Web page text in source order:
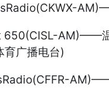
650(CISL-AM)——
育广播电台)